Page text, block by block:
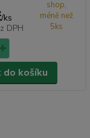
/ks
DPH
shop,
méně než
5ks
do košíku